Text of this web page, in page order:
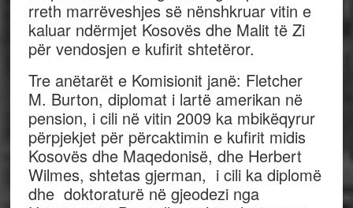
rreth marrëveshjes së nënshkruar vitin e
kaluar ndërmjet Kosovës dhe Malit të Zi
për vendosjen e kufirit shtetëror.
Tre anëtarët e Komisionit janë: Fletcher
M. Burton, diplomat i lartë amerikan në
pension, i cili në vitin 2009 ka mbikëqyrur
përpjekjet për përcaktimin e kufirit midis
Kosovës dhe Maqedonisë, dhe Herbert
Wilmes, shtetas gjerman, i cili ka diplomë
dhe doktoraturë në gjeodezi nga